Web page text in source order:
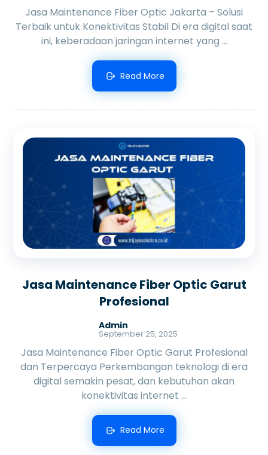
Jasa Maintenance Fiber Optic Jakarta – Solusi
Terbaik untuk Konektivitas Stabil Di era digital saat
ini, keberadaan jaringan internet yang ...
Read More
Jasa Maintenance Fiber Optic Garut
Profesional
Admin
September 25, 2025
Jasa Maintenance Fiber Optic Garut Profesional
dan Terpercaya Perkembangan teknologi di era
digital semakin pesat, dan kebutuhan akan
konektivitas internet ...
Read More